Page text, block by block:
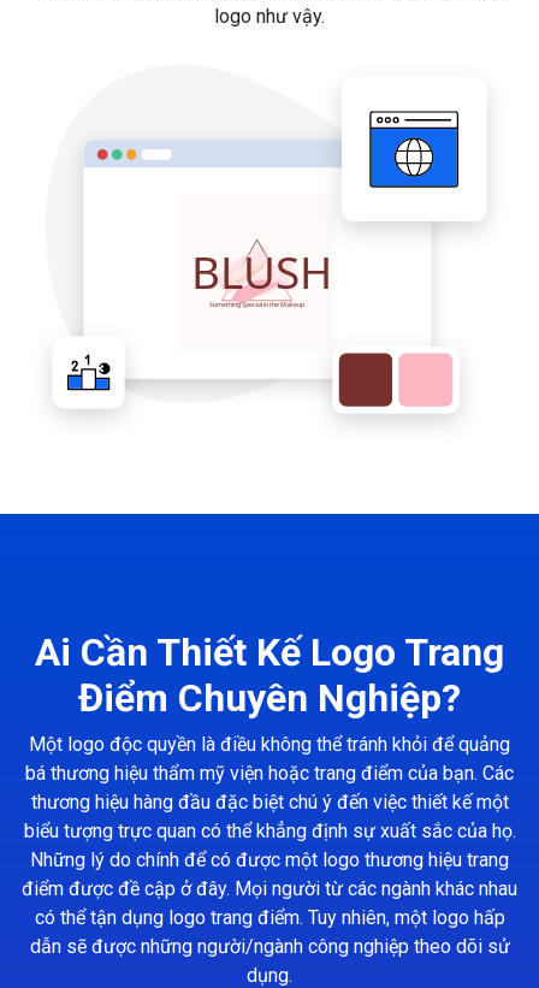
logo như vậy.
Ai Cần Thiết Kế Logo Trang
Điểm Chuyên Nghiệp?
Một logo độc quyền là điều không thể tránh khỏi để quảng
bá thương hiệu thẩm mỹ viện hoặc trang điểm của bạn. Các
thương hiệu hàng đầu đặc biệt chú ý đến việc thiết kế một
biểu tượng trực quan có thể khẳng định sự xuất sắc của họ.
Những lý do chính để có được một logo thương hiệu trang
điểm được đề cập ở đây. Mọi người từ các ngành khác nhau
có thể tận dụng logo trang điểm. Tuy nhiên, một logo hấp
dẫn sẽ được những người/ngành công nghiệp theo dõi sử
dụng.